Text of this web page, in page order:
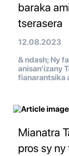
baraka
tserasera
12.08.2023
& ndash; Ny
anisan'izany
fianarantsika
Mianatra
pros sy